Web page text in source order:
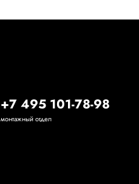
+7 495 101-78-98
монтажный отдел